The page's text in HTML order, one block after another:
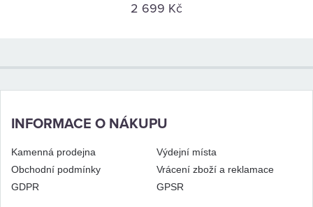
2 699 Kč
INFORMACE O NÁKUPU
Kamenná prodejna
Výdejní místa
Obchodní podmínky
Vrácení zboží a reklamace
GDPR
GPSR